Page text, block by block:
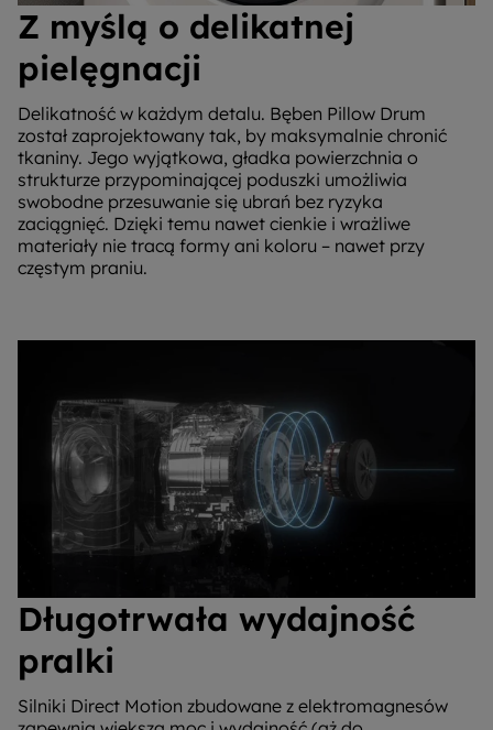
Z myślą o delikatnej
pielęgnacji
Delikatność w każdym detalu. Bęben Pillow Drum
został zaprojektowany tak, by maksymalnie chronić
tkaniny. Jego wyjątkowa, gładka powierzchnia o
strukturze przypominającej poduszki umożliwia
swobodne przesuwanie się ubrań bez ryzyka
zaciągnięć. Dzięki temu nawet cienkie i wrażliwe
materiały nie tracą formy ani koloru – nawet przy
częstym praniu.
Długotrwała wydajność
pralki
Silniki Direct Motion zbudowane z elektromagnesów